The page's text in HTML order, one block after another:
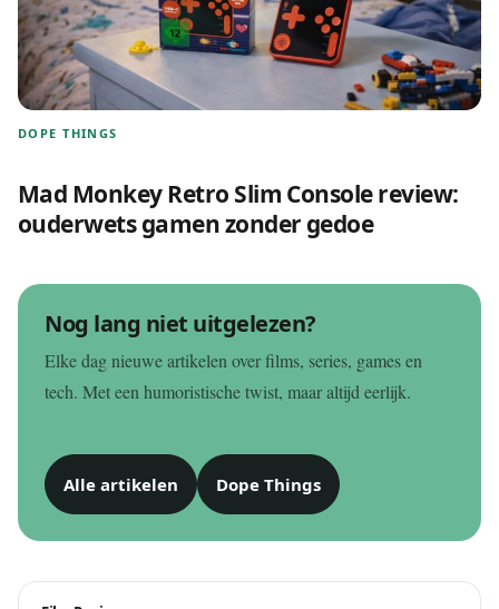
DOPE THINGS
Mad Monkey Retro Slim Console review:
ouderwets gamen zonder gedoe
Nog lang niet uitgelezen?
Elke dag nieuwe artikelen over films, series, games en
tech. Met een humoristische twist, maar altijd eerlijk.
Alle artikelen Dope Things